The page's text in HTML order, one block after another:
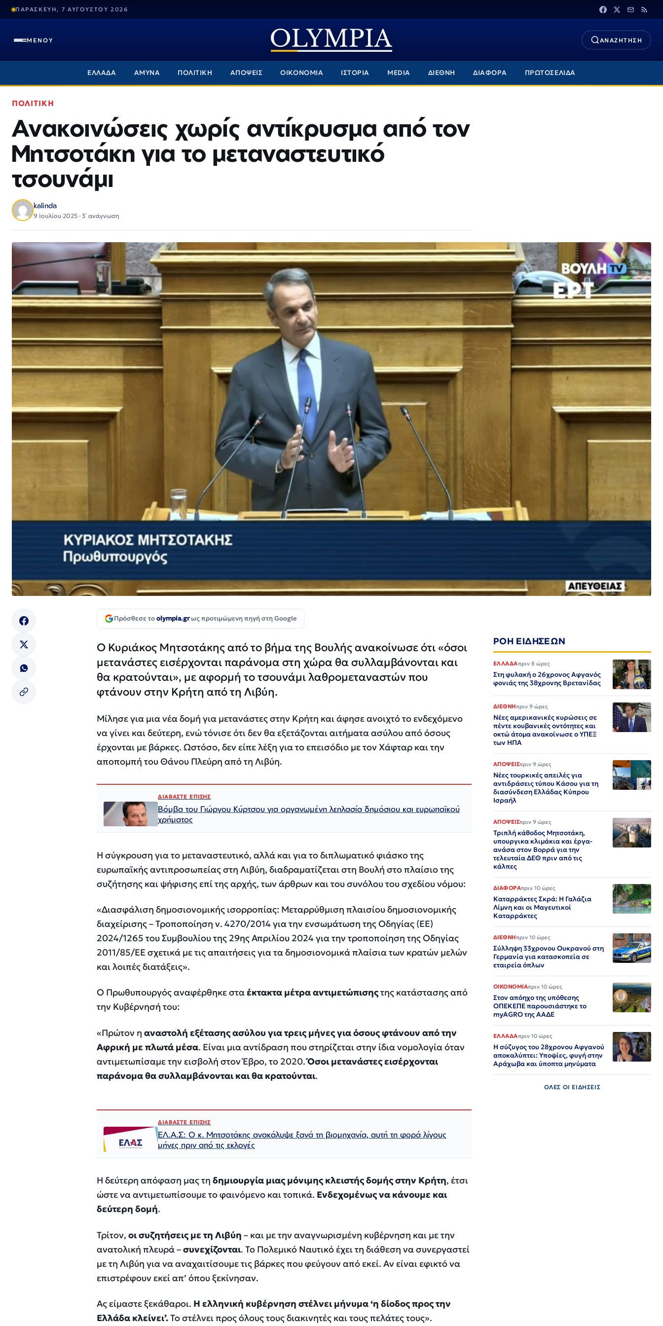
ΠΑΡΑΣΚΕΥΗ, 7 ΑΥΓΟΥΣΤΟΥ 2026
ΜΕΝΟΥ ΑΝΑΖΗΤΗΣΗ
ΕΛΛΑΔΑ ΑΜΥΝΑ ΠΟΛΙΤΙΚΗ ΑΠΟΨΕΙΣ ΟΙΚΟΝΟΜΙΑ ΙΣΤΟΡΙΑ MEDIA ΔΙΕΘΝΗ ΔΙΑΦΟΡΑ ΠΡΩΤΟΣΕΛΙΔΑ
ΠΟΛΙΤΙΚΗ
Ανακοινώσεις χωρίς αντίκρυσμα από τον
Μητσοτάκη για το μεταναστευτικό
τσουνάμι
kalinda
9 Ιουλίου 2025 · 3΄ ανάγνωση
Πρόσθεσε τοolympia.grως προτιμώμενη πηγή στη Google
Ο Κυριάκος Μητσοτάκης από το βήμα της Βουλής ανακοίνωσε ότι «όσοι
μετανάστες εισέρχονται παράνομα στη χώρα θα συλλαμβάνονται και
θα κρατούνται», με αφορμή το τσουνάμι λαθρομεταναστών που
φτάνουν στην Κρήτη από τη Λιβύη.
Μίλησε για μια νέα δομή για μετανάστες στην Κρήτη και άφησε ανοιχτό το ενδεχόμενο
να γίνει και δεύτερη, ενώ τόνισε ότι δεν θα εξετάζονται αιτήματα ασύλου από όσους
έρχονται με βάρκες. Ωστόσο, δεν είπε λέξη για το επεισόδιο με τον Χάφταρ και την
αποπομπή του Θάνου Πλεύρη από τη Λιβύη.
ΔΙΑΒΑΣΤΕ ΕΠΙΣΗΣ
Βόμβα του Γιώργου Κύρτσου για οργανωμένη λεηλασία δημόσιου και ευρωπαϊκού
χρήματος
Η σύγκρουση για το μεταναστευτικό, αλλά και για το διπλωματικό φιάσκο της
ευρωπαϊκής αντιπροσωπείας στη Λιβύη, διαδραματίζεται στη Βουλή στο πλαίσιο της
συζήτησης και ψήφισης επί της αρχής, των άρθρων και του συνόλου του σχεδίου νόμου:
«Διασφάλιση δημοσιονομικής ισορροπίας: Μεταρρύθμιση πλαισίου δημοσιονομικής
διαχείρισης – Τροποποίηση ν. 4270/2014 για την ενσωμάτωση της Οδηγίας (ΕΕ)
2024/1265 του Συμβουλίου της 29ης Απριλίου 2024 για την τροποποίηση της Οδηγίας
2011/85/ΕΕ σχετικά με τις απαιτήσεις για τα δημοσιονομικά πλαίσια των κρατών μελών
και λοιπές διατάξεις».
Ο Πρωθυπουργός αναφέρθηκε σταέκτακτα μέτρα αντιμετώπισηςτης κατάστασης από
την Κυβέρνησή του:
«Πρώτον η αναστολή εξέτασης ασύλου για τρεις μήνεςγια όσους φτάνουν από την
Αφρική με πλωτά μέσα. Είναι μια αντίδραση που στηρίζεται στην ίδια νομολογία όταν
αντιμετωπίσαμε την εισβολή στον Έβρο, το 2020.Όσοι μετανάστες εισέρχονται
παράνομα θα συλλαμβάνονται και θα κρατούνται.
ΔΙΑΒΑΣΤΕ ΕΠΙΣΗΣ
ΕΛ.Α.Σ: Ο κ. Μητσοτάκης ανακάλυψε ξανά τη βιομηχανία, αυτή τη φορά λίγους
μήνες πριν από τις εκλογές
Η δεύτερη απόφαση μας τη δημιουργία μιας μόνιμης κλειστής δομής στην Κρήτη, έτσι
ώστε να αντιμετωπίσουμε το φαινόμενο και τοπικά. Ενδεχομένως να κάνουμε και
δεύτερη δομή.
Τρίτον, οι συζητήσεις με τη Λιβύη – και με την αναγνωρισμένη κυβέρνηση και με την
ανατολική πλευρά –συνεχίζονται. Το Πολεμικό Ναυτικό έχει τη διάθεση να συνεργαστεί
με τη Λιβύη για να αναχαιτίσουμε τις βάρκες που φεύγουν από εκεί. Αν είναι εφικτό να
επιστρέφουν εκεί απ’ όπου ξεκίνησαν.
Ας είμαστε ξεκάθαροι. Η ελληνική κυβέρνηση στέλνει μήνυμα ‘η δίοδος προς την
Ελλάδα κλείνει’.Το στέλνει προς όλους τους διακινητές και τους πελάτες τους».
ΡΟΗ ΕΙΔΗΣΕΩΝ
ΕΛΛΑΔΑπριν 8 ώρες
Στη φυλακή ο 26χρονος Αφγανός
φονιάς της 38χρονης Βρετανίδας
ΔΙΕΘΝΗπριν 9 ώρες
Νέες αμερικανικές κυρώσεις σε
πέντε κουβανικές οντότητες και
οκτώ άτομα ανακοίνωσε ο ΥΠΕΞ
των ΗΠΑ
ΑΠΟΨΕΙΣπριν 9 ώρες
Νέες τουρκικές απειλές για
αντιδράσεις τύπου Κάσου για τη
διασύνδεση Ελλάδας Κύπρου
Ισραήλ
ΑΠΟΨΕΙΣπριν 9 ώρες
Τριπλή κάθοδος Μητσοτάκη,
υπουργικα κλιμάκια και έργα-
ανάσα στον Βορρά για την
τελευταία ΔΕΘ πριν από τις
κάλπες
ΔΙΑΦΟΡΑπριν 10 ώρες
Καταρράκτες Σκρά: Η Γαλάζια
Λίμνη και οι Μαγευτικοί
Καταρράκτες
ΔΙΕΘΝΗπριν 10 ώρες
Σύλληψη 33χρονου Ουκρανού στη
Γερμανία για κατασκοπεία σε
εταιρεία όπλων
ΟΙΚΟΝΟΜΙΑπριν 10 ώρες
Στον απόηχο της υπόθεσης
ΟΠΕΚΕΠΕ παρουσιάστηκε το
myAGRO της ΑΑΔΕ
ΕΛΛΑΔΑπριν 10 ώρες
Η σύζυγος του 28χρονου Αφγανού
αποκαλύπτει: Υποψίες, φυγή στην
Αράχωβα και ύποπτα μηνύματα
ΟΛΕΣ ΟΙ ΕΙΔΗΣΕΙΣ